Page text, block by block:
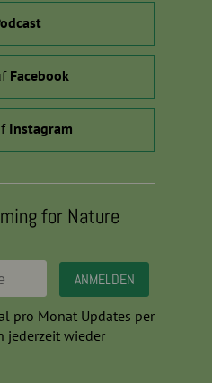
Facebook
Instagram
for Nature
pro Monat Updates per
jederzeit wieder